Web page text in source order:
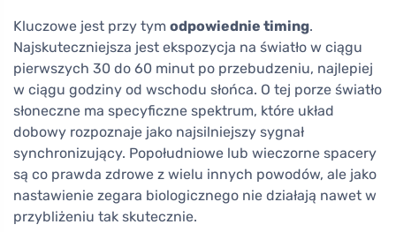
Kluczowe jest przy tym odpowiednie timing.
Najskuteczniejsza jest ekspozycja na światło w ciągu
pierwszych 30 do 60 minut po przebudzeniu, najlepiej
w ciągu godziny od wschodu słońca. O tej porze światło
słoneczne ma specyficzne spektrum, które układ
dobowy rozpoznaje jako najsilniejszy sygnał
synchronizujący. Popołudniowe lub wieczorne spacery
są co prawda zdrowe z wielu innych powodów, ale jako
nastawienie zegara biologicznego nie działają nawet w
przybliżeniu tak skutecznie.